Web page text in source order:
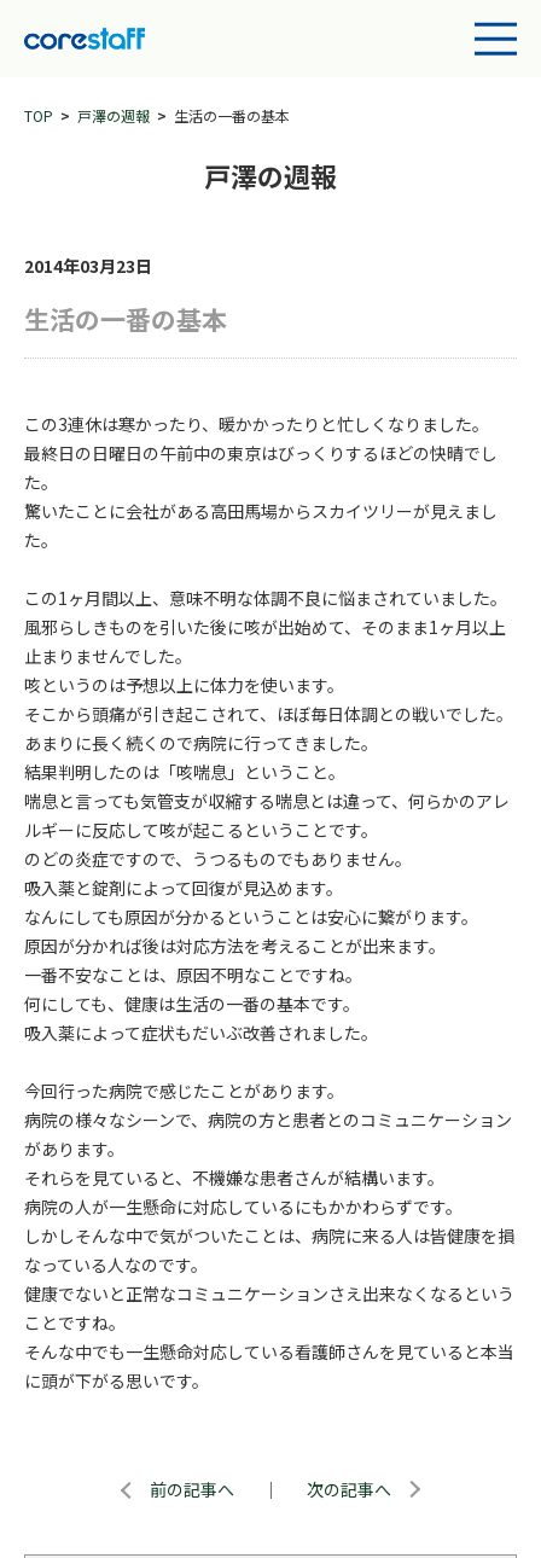
TOP 戸澤の週報 生活の一番の基本
戸澤の週報
2014年03月23日
生活の一番の基本
この3連休は寒かったり、暖かかったりと忙しくなりました。
最終日の日曜日の午前中の東京はびっくりするほどの快晴でし
た。
驚いたことに会社がある高田馬場からスカイツリーが見えまし
た。
この1ヶ月間以上、意味不明な体調不良に悩まされていました。
風邪らしきものを引いた後に咳が出始めて、そのまま1ヶ月以上
止まりませんでした。
咳というのは予想以上に体力を使います。
そこから頭痛が引き起こされて、ほぼ毎日体調との戦いでした。
あまりに長く続くので病院に行ってきました。
結果判明したのは「咳喘息」ということ。
喘息と言っても気管支が収縮する喘息とは違って、何らかのアレ
ルギーに反応して咳が起こるということです。
のどの炎症ですので、うつるものでもありません。
吸入薬と錠剤によって回復が見込めます。
なんにしても原因が分かるということは安心に繋がります。
原因が分かれば後は対応方法を考えることが出来ます。
一番不安なことは、原因不明なことですね。
何にしても、健康は生活の一番の基本です。
吸入薬によって症状もだいぶ改善されました。
今回行った病院で感じたことがあります。
病院の様々なシーンで、病院の方と患者とのコミュニケーション
があります。
それらを見ていると、不機嫌な患者さんが結構います。
病院の人が一生懸命に対応しているにもかかわらずです。
しかしそんな中で気がついたことは、病院に来る人は皆健康を損
なっている人なのです。
健康でないと正常なコミュニケーションさえ出来なくなるという
ことですね。
そんな中でも一生懸命対応している看護師さんを見ていると本当
に頭が下がる思いです。
前の記事へ ｜ 次の記事へ